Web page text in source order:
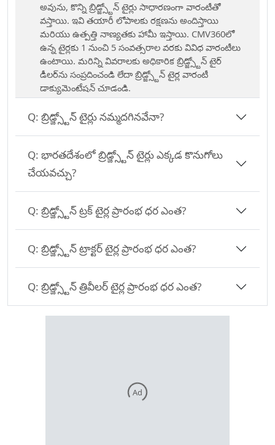
అవును, కొన్ని బ్రిడ్జ్స్టోన్ టైర్లు సాధారణంగా వారంటీతో
వస్తాయి. ఇవి తయారీ లోపాలకు రక్షణను అందిస్తాయి
మరియు ఉత్పత్తి నాణ్యతకు హామీ ఇస్తాయి. CMV360లో
ఉన్న టైర్లకు 1 నుంచి 5 సంవత్సరాల వరకు వివిధ వారంటీలు
ఉంటాయి. మరిన్ని వివరాలకు అధికారిక బ్రిడ్జ్స్టోన్ టైర్
డీలర్‌ను సంప్రదించండి లేదా బ్రిడ్జ్స్టోన్ టైర్ల వారంటీ
డాక్యుమెంటేషన్ చూడండి.
Q: బ్రిడ్జ్స్టోన్ టైర్లు నమ్మదగినవేనా?
Q: భారతదేశంలో బ్రిడ్జ్స్టోన్ టైర్లు ఎక్కడ కొనుగోలు
చేయవచ్చు?
Q: బ్రిడ్జ్స్టోన్ ట్రక్ టైర్ల ప్రారంభ ధర ఎంత?
Q: బ్రిడ్జ్స్టోన్ ట్రాక్టర్ టైర్ల ప్రారంభ ధర ఎంత?
Q: బ్రిడ్జ్స్టోన్ త్రివీలర్ టైర్ల ప్రారంభ ధర ఎంత?
Ad